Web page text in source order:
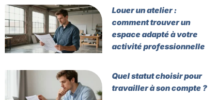
Louer un atelier :
comment trouver un
espace adapté à votre
activité professionnelle
Quel statut choisir pour
travailler à son compte ?